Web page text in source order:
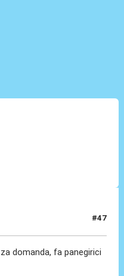
#47
domanda, fa panegirici